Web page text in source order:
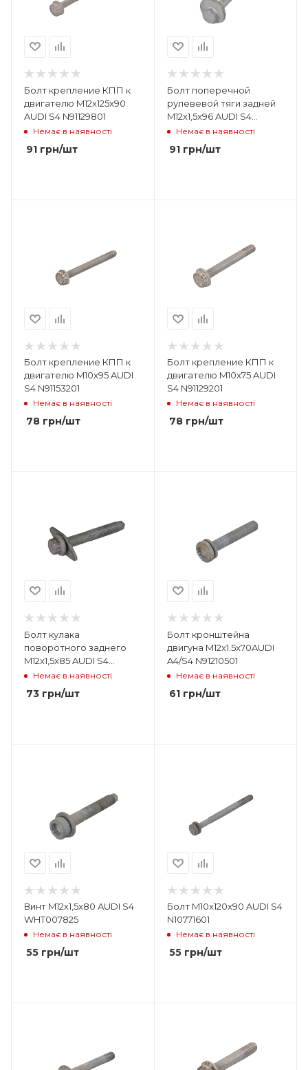
Болт крепление КПП к
двигателю M12x125x90
AUDI S4 N91129801
Немає в наявності
91 грн/шт
Болт поперечной
рулевевой тяги задней
M12x1,5x96 AUDI S4
WHT007090
Немає в наявності
91грн/шт
Болт крепление КПП к
двигателю M10x95 AUDI
S4 N91153201
Немає в наявності
78 грн/шт
Болт крепление КПП к
двигателю M10x75 AUDI
S4 N91129201
Немає в наявності
78грн/шт
Болт кулака
поворотного заднего
M12x1,5x85 AUDI S4
WHT007096
Немає в наявності
73 грн/шт
Болт кронштейна
двигуна M12x1.5x70AUDI
A4/S4 N91210501
Немає в наявності
61грн/шт
Винт M12x1,5x80 AUDI S4
WHT007825
Немає в наявності
55 грн/шт
Болт M10x120x90 AUDI S4
N10771601
Немає в наявності
55грн/шт